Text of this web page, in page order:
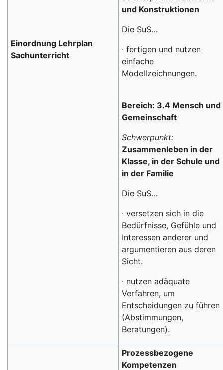
Einordnung Lehrplan
Sachunterricht
und Konstruktionen
Die SuS…
· fertigen und nutzen
einfache
Modellzeichnungen.
Bereich: 3.4 Mensch und
Gemeinschaft
Schwerpunkt:
Zusammenleben in der
Klasse, in der Schule und
in der Familie
Die SuS…
· versetzen sich in die
Bedürfnisse, Gefühle und
Interessen anderer und
argumentieren aus deren
Sicht.
· nutzen adäquate
Verfahren, um
Entscheidungen zu führen
(Abstimmungen,
Beratungen).
Prozessbezogene
Kompetenzen